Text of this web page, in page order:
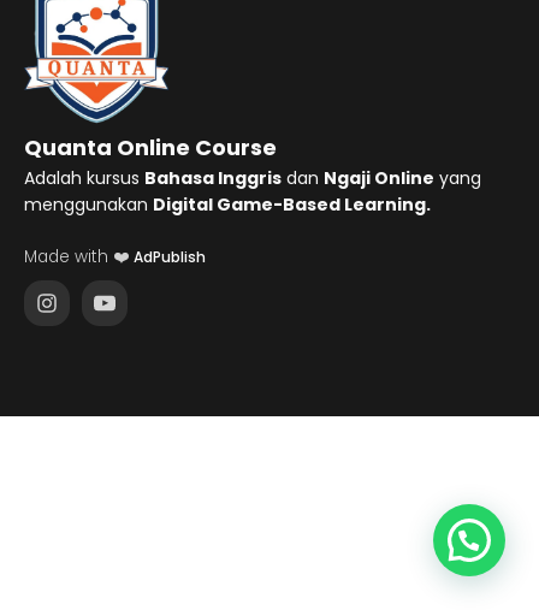
Quanta Online Course
Adalah kursus Bahasa Inggris dan Ngaji Online yang
menggunakan Digital Game-Based Learning.
Made with ❤️ AdPublish